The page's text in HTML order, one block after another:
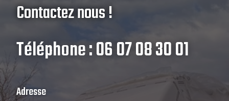
Contactez nous !
Téléphone : 06 07 08 30 01
Adresse